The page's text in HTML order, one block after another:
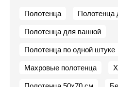
Полотенца Полотенца
Полотенца для ванной
Полотенца по одной штуке
Махровые полотенца